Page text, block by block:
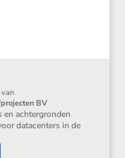
BV
en achtergronden
datacenters in de